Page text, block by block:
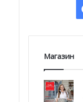
Магазин